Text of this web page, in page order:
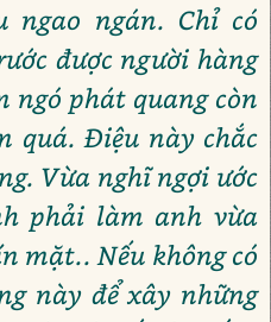
ngao ngán. Chỉ có
được người hàng
ngó phát quang còn
quá. Điệu này chắc
Vừa nghĩ ngợi ước
phải làm anh vừa
mặt.. Nếu không có
này để xây những